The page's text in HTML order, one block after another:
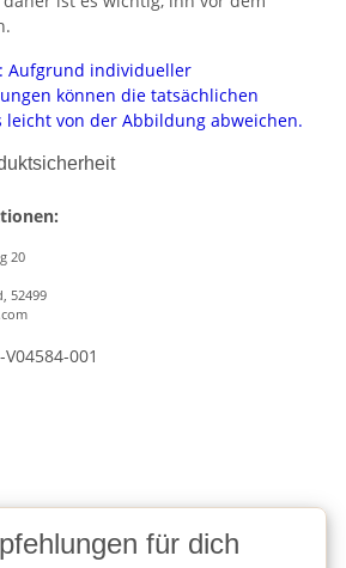
Aufgrund individueller
können die tatsächlichen
leicht von der Abbildung abweichen.
20
52499
V04584-001
für dich